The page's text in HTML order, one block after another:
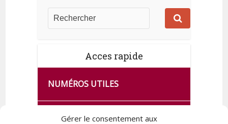
Gérer le consentement aux
Acces rapide
NUMÉROS UTILES
CA SE PASSE À FRANCE SERVICES